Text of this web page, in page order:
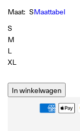
Maat: SMaattabel
S
M
L
XL
In winkelwagen